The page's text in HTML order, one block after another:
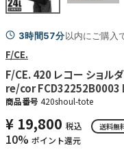
3時間57分以内にご購入
F/CE.
F/CE. 420 レコー ショル
re/cor FCD32252B0003
商品番号 420shoul-tote
¥ 19,800 税込 送料無
10% ポイント還元